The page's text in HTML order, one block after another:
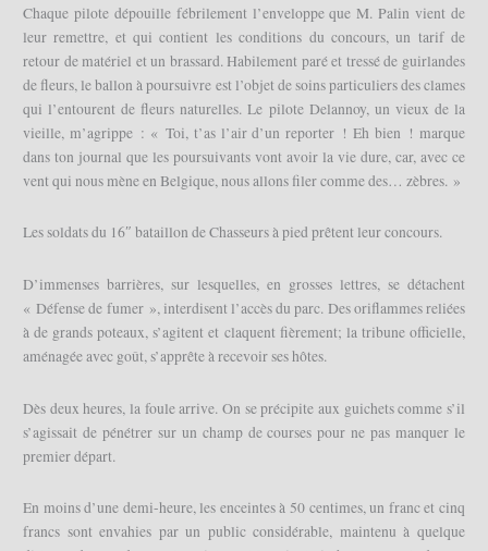
Chaque pilote dépouille fébrilement l’enveloppe que M. Palin vient de
leur remettre, et qui contient les conditions du concours, un tarif de
retour de matériel et un brassard. Habilement paré et tressé de guirlandes
de fleurs, le ballon à poursuivre est l’objet de soins particuliers des clames
qui l’entourent de fleurs naturelles. Le pilote Delannoy, un vieux de la
vieille, m’agrippe : « Toi, t’as l’air d’un reporter ! Eh bien ! marque
dans ton journal que les poursuivants vont avoir la vie dure, car, avec ce
vent qui nous mène en Belgique, nous allons filer comme des… zèbres. »
Les soldats du 16″ bataillon de Chasseurs à pied prêtent leur concours.
D’immenses barrières, sur lesquelles, en grosses lettres, se détachent
« Défense de fumer », interdisent l’accès du parc. Des oriflammes reliées
à de grands poteaux, s’agitent et claquent fièrement; la tribune officielle,
aménagée avec goût, s’apprête à recevoir ses hôtes.
Dès deux heures, la foule arrive. On se précipite aux guichets comme s’il
s’agissait de pénétrer sur un champ de courses pour ne pas manquer le
premier départ.
En moins d’une demi-heure, les enceintes à 50 centimes, un franc et cinq
francs sont envahies par un public considérable, maintenu à quelque